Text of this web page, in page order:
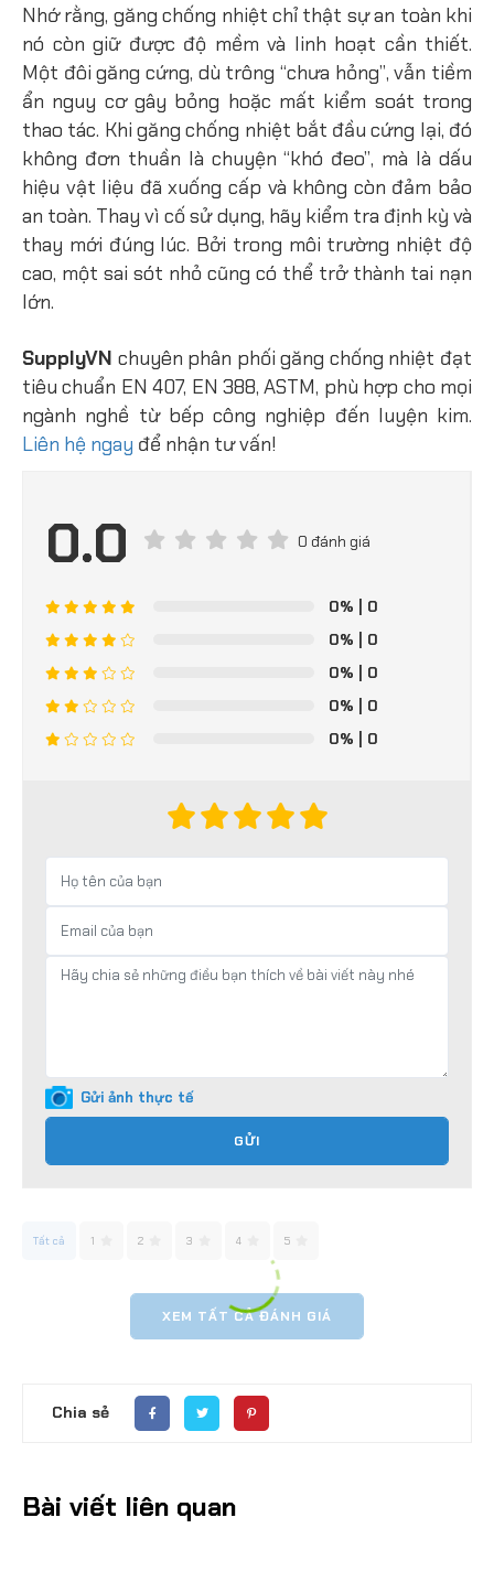
Nhớ rằng, găng chống nhiệt chỉ thật sự an toàn khi
nó còn giữ được độ mềm và linh hoạt cần thiết.
Một đôi găng cứng, dù trông “chưa hỏng”, vẫn tiềm
ẩn nguy cơ gây bỏng hoặc mất kiểm soát trong
thao tác. Khi găng chống nhiệt bắt đầu cứng lại, đó
không đơn thuần là chuyện “khó đeo”, mà là dấu
hiệu vật liệu đã xuống cấp và không còn đảm bảo
an toàn. Thay vì cố sử dụng, hãy kiểm tra định kỳ và
thay mới đúng lúc. Bởi trong môi trường nhiệt độ
cao, một sai sót nhỏ cũng có thể trở thành tai nạn
lớn.
SupplyVN chuyên phân phối găng chống nhiệt đạt
tiêu chuẩn EN 407, EN 388, ASTM, phù hợp cho mọi
ngành nghề từ bếp công nghiệp đến luyện kim.
Liên hệ ngay để nhận tư vấn!
0.0 0 đánh giá
0% | 0
0% | 0
0% | 0
0% | 0
0% | 0
Gửi ảnh thực tế
GỬI
Tất cả 1 2 3 4 5
XEM TẤT CẢ ĐÁNH GIÁ
Chia sẻ
Bài viết liên quan